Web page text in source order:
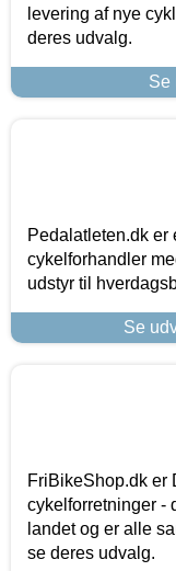
levering af nye
deres udvalg.
Se
Pedalatleten.dk er
cykelforhandler
udstyr til
Se
FriBikeShop.dk er
cykelforretninger -
landet og er alle
se deres udvalg.